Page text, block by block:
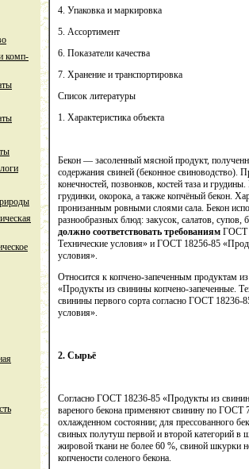
комп-
4. Упаковка и маркировка
5. Ассортимент
6. Показатели качества
7. Хранение и транспортировка
Список литературы
1. Характеристика объекта
Бекон — засоленный мясной продукт,
содержания свиней (беконное свиноводство).
конечностей, позвонков, костей таза и
грудинки, окорока, а также копчёный бекон.
пронизанным ровными слоями сала. Бекон
разнообразных блюд: закусок, салатов,
должно соответствовать требованиям ГОСТ
Технические условия» и ГОСТ 18256-85
условия».
Относится к копчено-запеченным продуктам
«Продукты из свинины копчено-запеченные.
свинины первого сорта согласно ГОСТ
условия».
2. Сырьё
Согласно ГОСТ 18236-85 «Продукты из
вареного бекона применяют свинину по ГОСТ
охлажденном состоянии; для прессованного
свиных полутуш первой и второй категорий в
жировой ткани не более 60 %, свиной шкурки
копчености соленого бекона.